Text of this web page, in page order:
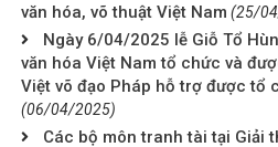
văn hóa, võ thuật Việt Nam (25/
Ngày 6/04/2025 lễ Giỗ Tổ
văn hóa Việt Nam tổ chức và
Việt võ đạo Pháp hỗ trợ được tổ
(06/04/2025)
Các bộ môn tranh tài tại Giải